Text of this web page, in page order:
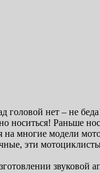
нет – не
носиться! Раньше
многие модели
эти
звуковой